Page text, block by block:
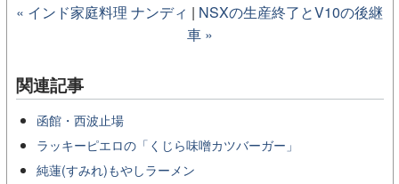
« インド家庭料理 ナンディ | NSXの生産終了とV10の後継
車 »
関連記事
函館・西波止場
ラッキーピエロの「くじら味噌カツバーガー」
純蓮(すみれ)もやしラーメン